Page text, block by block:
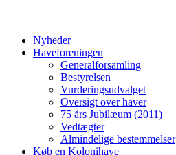
Nyheder
Haveforeningen
Generalforsamling
Bestyrelsen
Vurderingsudvalget
Oversigt over haver
75 års Jubilæum (2011)
Vedtægter
Almindelige bestemmelser
Køb en Kolonihave